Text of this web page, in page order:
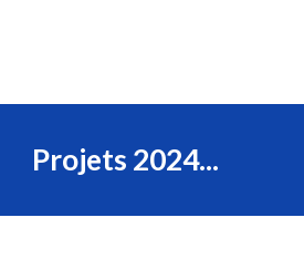
Projets 2024...